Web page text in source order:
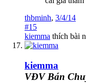
thbminh, 3/4/14
#15
kiemma thích bài
kiemma
VĐV Bán